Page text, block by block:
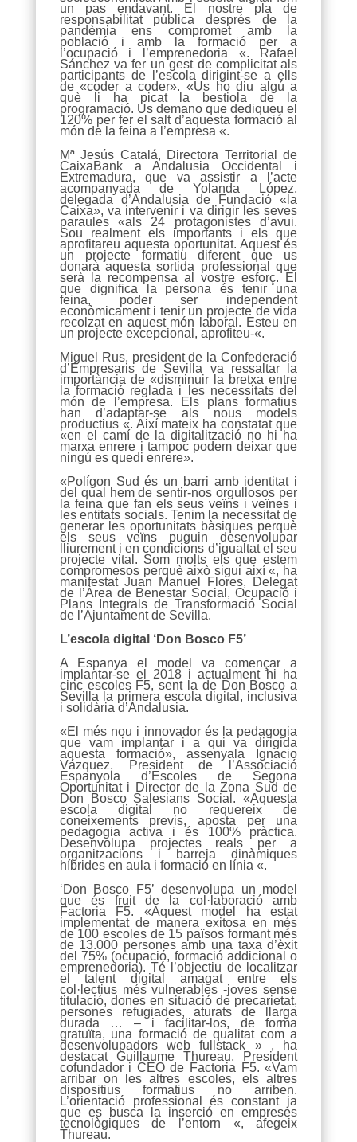
un pas endavant. El nostre pla de
responsabilitat pública després de la
pandèmia ens compromet amb la
població i amb la formació per a
l’ocupació i l’emprenedoria «. Rafael
Sánchez va fer un gest de complicitat als
participants de l’escola dirigint-se a ells
de «coder a coder». «Us ho diu algú a
què li ha picat la bestiola de la
programació. Us demano que dediqueu el
120% per fer el salt d’aquesta formació al
món de la feina a l’empresa «.
Mª Jesús Catalá, Directora Territorial de
CaixaBank a Andalusia Occidental i
Extremadura, que va assistir a l’acte
acompanyada de Yolanda López,
delegada d’Andalusia de Fundació «la
Caixa», va intervenir i va dirigir les seves
paraules «als 24 protagonistes d’avui.
Sou realment els importants i els que
aprofitareu aquesta oportunitat. Aquest és
un projecte formatiu diferent que us
donarà aquesta sortida professional que
serà la recompensa al vostre esforç. El
que dignifica la persona és tenir una
feina, poder ser independent
econòmicament i tenir un projecte de vida
recolzat en aquest món laboral. Esteu en
un projecte excepcional, aprofiteu-«.
Miguel Rus, president de la Confederació
d’Empresaris de Sevilla va ressaltar la
importància de «disminuir la bretxa entre
la formació reglada i les necessitats del
món de l’empresa. Els plans formatius
han d’adaptar-se als nous models
productius «. Així mateix ha constatat que
«en el camí de la digitalització no hi ha
marxa enrere i tampoc podem deixar que
ningú es quedi enrere».
«Polígon Sud és un barri amb identitat i
del qual hem de sentir-nos orgullosos per
la feina que fan els seus veïns i veïnes i
les entitats socials. Tenim la necessitat de
generar les oportunitats bàsiques perquè
els seus veïns puguin desenvolupar
lliurement i en condicions d’igualtat el seu
projecte vital. Som molts els que estem
compromesos perquè això sigui així «, ha
manifestat Juan Manuel Flores, Delegat
de l’Àrea de Benestar Social, Ocupació i
Plans Integrals de Transformació Social
de l’Ajuntament de Sevilla.
L’escola digital ‘Don Bosco F5’
A Espanya el model va començar a
implantar-se el 2018 i actualment hi ha
cinc escoles F5, sent la de Don Bosco a
Sevilla la primera escola digital, inclusiva
i solidària d’Andalusia.
«El més nou i innovador és la pedagogia
que vam implantar i a qui va dirigida
aquesta formació», assenyala Ignacio
Vázquez, President de l’Associació
Espanyola d’Escoles de Segona
Oportunitat i Director de la Zona Sud de
Don Bosco Salesians Social. «Aquesta
escola digital no requereix de
coneixements previs, aposta per una
pedagogia activa i és 100% pràctica.
Desenvolupa projectes reals per a
organitzacions i barreja dinàmiques
híbrides en aula i formació en línia «.
‘Don Bosco F5’ desenvolupa un model
que és fruit de la col·laboració amb
Factoria F5. «Aquest model ha estat
implementat de manera exitosa en més
de 100 escoles de 15 països formant més
de 13.000 persones amb una taxa d’èxit
del 75% (ocupació, formació addicional o
emprenedoria). Té l’objectiu de localitzar
el talent digital amagat entre els
col·lectius més vulnerables -joves sense
titulació, dones en situació de precarietat,
persones refugiades, aturats de llarga
durada … – i facilitar-los, de forma
gratuïta, una formació de qualitat com a
desenvolupadors web fullstack » , ha
destacat Guillaume Thureau, President
cofundador i CEO de Factoria F5. «Vam
arribar on les altres escoles, els altres
dispositius formatius no arriben.
L’orientació professional és constant ja
que es busca la inserció en empreses
tecnològiques de l’entorn «, afegeix
Thureau.